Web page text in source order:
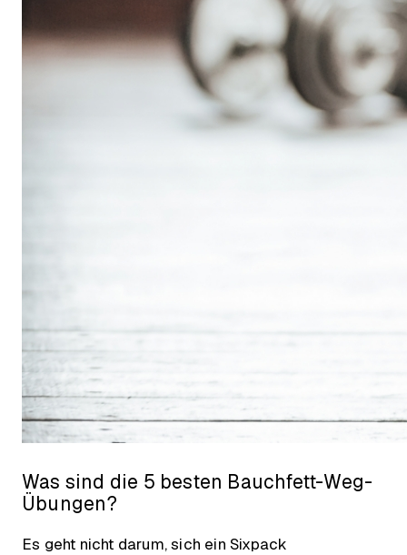
Was sind die 5 besten Bauchfett-Weg-
Übungen?
Es geht nicht darum, sich ein Sixpack